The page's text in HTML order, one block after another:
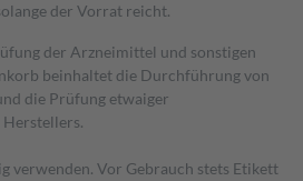
der Vorrat reicht.
der Arzneimittel und sonstigen
beinhaltet die Durchführung von
die Prüfung etwaiger
Herstellers.
verwenden. Vor Gebrauch stets Etikett